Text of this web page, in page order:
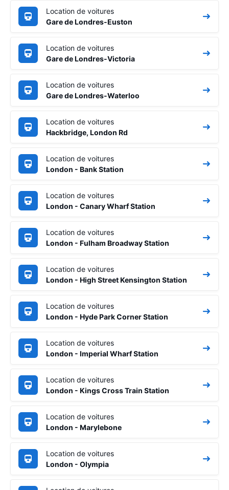
Location de voitures
Gare de Londres-Euston
Location de voitures
Gare de Londres-Victoria
Location de voitures
Gare de Londres-Waterloo
Location de voitures
Hackbridge, London Rd
Location de voitures
London - Bank Station
Location de voitures
London - Canary Wharf Station
Location de voitures
London - Fulham Broadway Station
Location de voitures
London - High Street Kensington Station
Location de voitures
London - Hyde Park Corner Station
Location de voitures
London - Imperial Wharf Station
Location de voitures
London - Kings Cross Train Station
Location de voitures
London - Marylebone
Location de voitures
London - Olympia